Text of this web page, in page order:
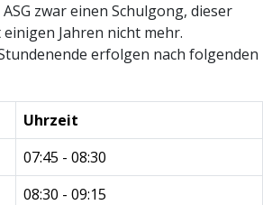
zwar einen Schulgong, dieser
Jahren nicht mehr.
erfolgen nach folgenden
Uhrzeit
07:45 - 08:30
08:30 - 09:15